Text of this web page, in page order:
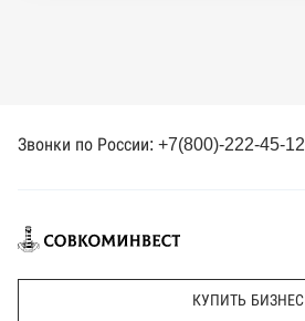
Звонки по России: +7(800)-222-45-12
КУПИТЬ БИЗНЕС